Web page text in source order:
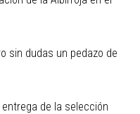
sin dudas un pedazo de
de la selección